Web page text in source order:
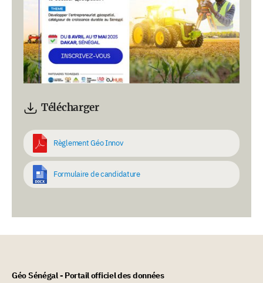
Télécharger
Règlement Géo Innov
Formulaire de candidature
Géo Sénégal - Portail officiel des données